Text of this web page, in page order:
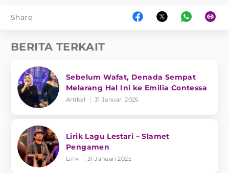
Share
BERITA TERKAIT
Sebelum Wafat, Denada Sempat
Melarang Hal Ini ke Emilia Contessa
Artikel 31 Januari 2025
Lirik Lagu Lestari – Slamet
Pengamen
Lirik 31 Januari 2025